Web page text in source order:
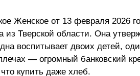
Женское от 13 февраля 2026
из Тверской области. Она
воспитывает двоих детей,
— огромный банковский
купить даже хлеб.